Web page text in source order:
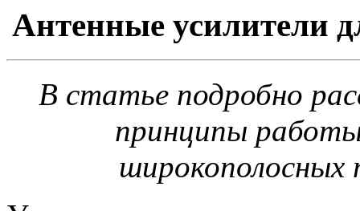
Антенные усилители
В статье подробно
принципы
широкополосных